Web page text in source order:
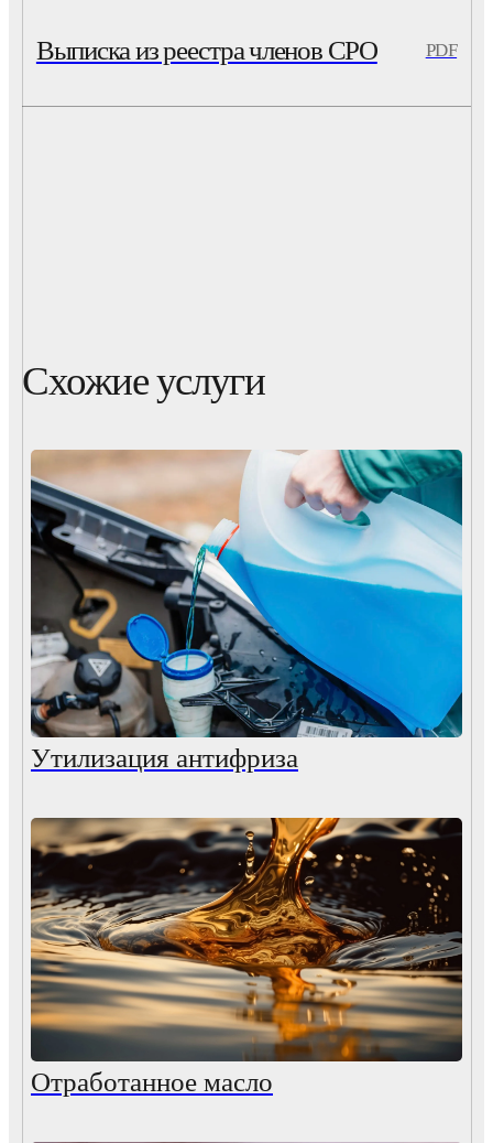
Выписка из реестра членов СРО PDF
Схожие услуги
Утилизация антифриза
Отработанное масло